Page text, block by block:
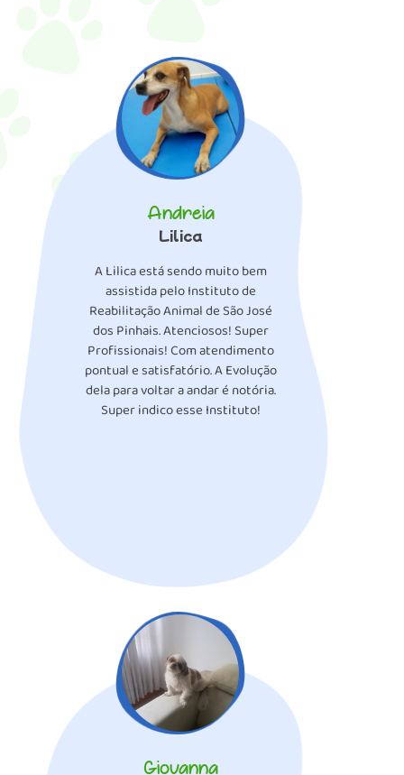
Andreia
Lilica
A Lilica está sendo muito bem
assistida pelo Instituto de
Reabilitação Animal de São José
dos Pinhais. Atenciosos! Super
Profissionais! Com atendimento
pontual e satisfatório. A Evolução
dela para voltar a andar é notória.
Super indico esse Instituto!
Giovanna